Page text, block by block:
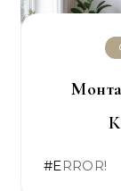
#ERROR!